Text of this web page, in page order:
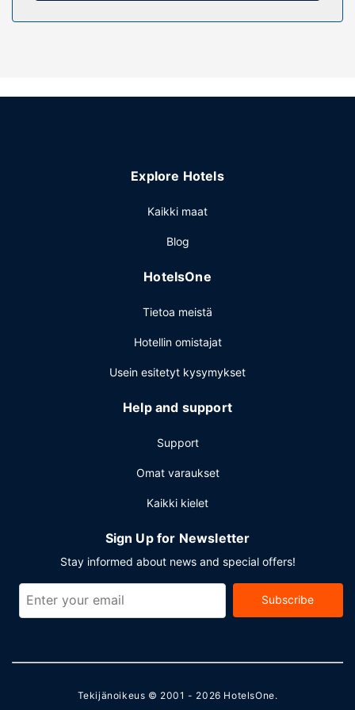
Kiinteistön miellyttävyys
muassa ilmainen langaton internetyhteys, concierge-
erikoisuuksiin kuuluu italialainen keittiö. Käytössäsi on
aikoina). Maksullinen englantilainen aamiainen tarjotaan
Käytössäsi on ympäri vuorokauden auki oleva business
vuorokauden auki oleva vastaanotto. Tämä hotelli tarjoaa
konferenssikeskus ja 10 kokoushuonetta. Palveluihin
kuuluu ilmainen pysäköinti.
Explore Hotels
Kaikki maat
Blog
HotelsOne
Tietoa meistä
Hotellin omistajat
Usein esitetyt kysymykset
Help and support
Support
Omat varaukset
Kaikki kielet
Sign Up for Newsletter
Stay informed about news and special offers!
Subscribe
Tekijänoikeus © 2001 - 2026 HotelsOne.